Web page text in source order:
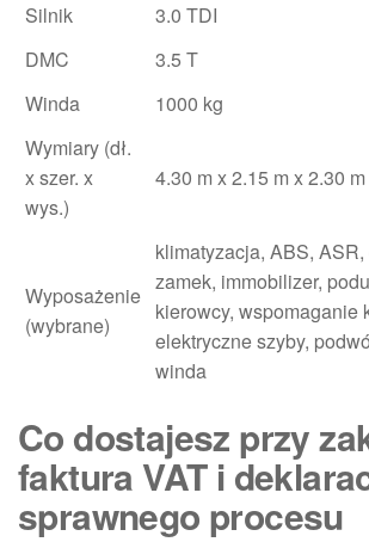
Silnik
3.0 TDI
DMC
3.5 T
Winda
1000 kg
Wymiary (dł.
x szer. x
wys.)
4.30 m x 2.15 m x 2.30 m
Wyposażenie
(wybrane)
klimatyzacja, ABS,
zamek, immobilizer,
kierowcy, wspomaganie
elektryczne szyby,
winda
Co dostajesz przy
faktura VAT i
sprawnego procesu